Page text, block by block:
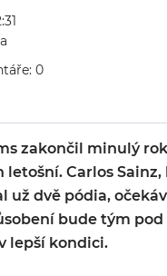
0
zakončil minulý
Carlos Sainz,
už dvě pódia,
bude tým
lepší kondici.